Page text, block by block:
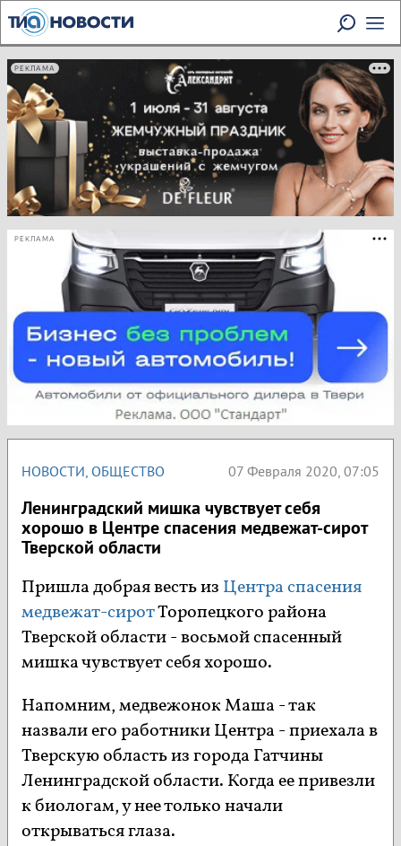
РЕКЛАМА
РЕКЛАМА
НОВОСТИ, ОБЩЕСТВО 07 Февраля 2020, 07:05
Ленинградский мишка чувствует себя
хорошо в Центре спасения медвежат-сирот
Тверской области
Пришла добрая весть из Центра спасения
медвежат-сиротТоропецкого района
Тверской области - восьмой спасенный
мишка чувствует себя хорошо.
Напомним, медвежонок Маша - так
назвали его работники Центра - приехала в
Тверскую область из города Гатчины
Ленинградской области. Когда ее привезли
к биологам, у нее только начали
открываться глаза.